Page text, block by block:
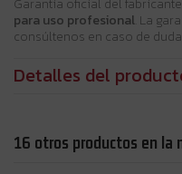
Garantía oficial del fabricante:
para uso profesional . La
consúltenos en caso de
Detalles del
16 otros productos en la